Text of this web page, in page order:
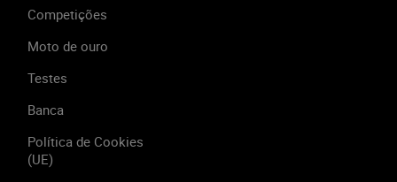
Competições
Moto de ouro
Testes
Banca
Política de Cookies
(UE)